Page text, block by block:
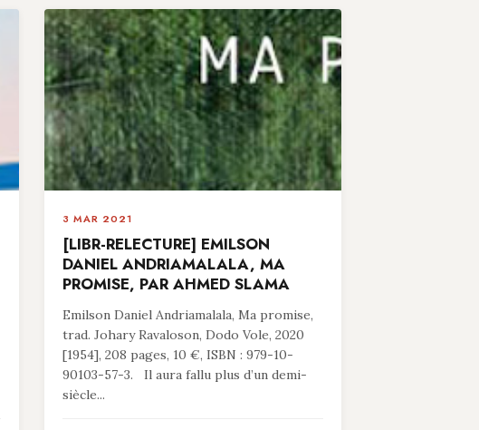
3 MAR 2021
[LIBR-RELECTURE] EMILSON
DANIEL ANDRIAMALALA, MA
PROMISE, PAR AHMED SLAMA
Emilson Daniel Andriamalala, Ma promise,
trad. Johary Ravaloson, Dodo Vole, 2020
[1954], 208 pages, 10 €, ISBN : 979-10-
90103-57-3. Il aura fallu plus d’un demi-
siècle...